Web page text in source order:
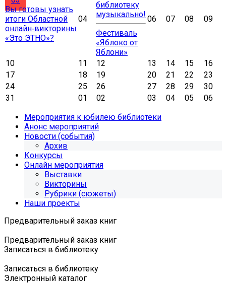
Вы готовы узнать
итоги Областной
онлайн‑викторины
«Это ЭТНО»?
04
библиотеку
музыкально!
Фестиваль
«Яблоко от
Яблони»
06 07 08 09
10 11 12 13 14 15
16
17
18 19 20 21 22
23
24
25 26 27 28 29
30
31
01 02 03 04 05
06
Мероприятия к юбилею библиотеки
Анонс мероприятий
Новости (события)
Архив
Конкурсы
Онлайн мероприятия
Выставки
Викторины
Рубрики (сюжеты)
Наши проекты
Предварительный заказ книг
Предварительный заказ книг
Записаться в библиотеку
Записаться в библиотеку
Электронный каталог